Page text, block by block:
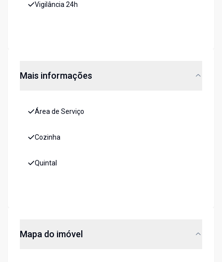
Vigilância 24h
Mais informações
Área de Serviço
Cozinha
Quintal
Mapa do imóvel